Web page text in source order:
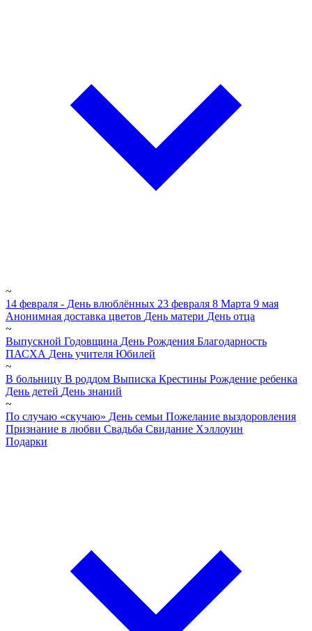
~
14 февраля - День влюблённых 23 февраля 8 Марта 9 мая
Анонимная доставка цветов День матери День отца
~
Выпускной Годовщина День Рождения Благодарность
ПАСХА День учителя Юбилей
~
В больницу В роддом Выписка Крестины Рождение ребенка
День детей День знаний
~
По случаю «скучаю» День семьи Пожелание выздоровления
Признание в любви Свадьба Свидание Хэллоуин
Подарки